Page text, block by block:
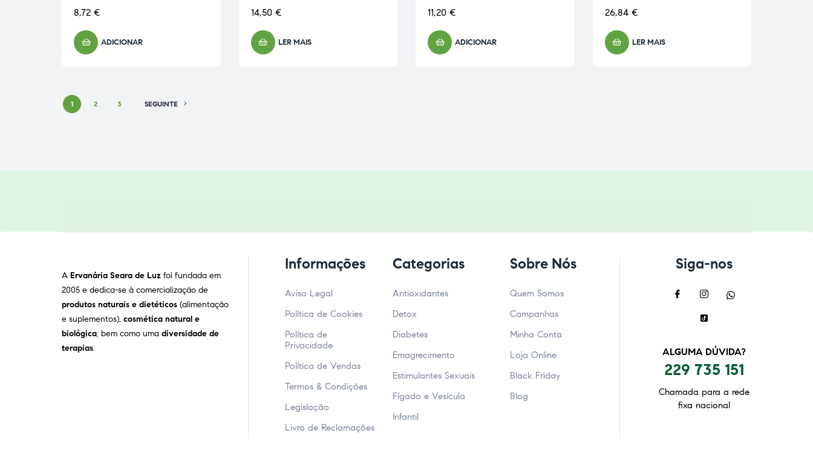
8,72 €
ADICIONAR
14,50 €
LER MAIS
11,20 €
ADICIONAR
26,84 €
LER MAIS
1 2 3 SEGUINTE
A Ervanária Seara de Luz foi fundada em
2005 e dedica-se à comercialização de
produtos naturais e dietéticos (alimentação
e suplementos), cosmética natural e
biológica, bem como uma diversidade de
terapias.
Informações
Aviso Legal
Política de Cookies
Política de
Privacidade
Política de Vendas
Termos & Condições
Legislação
Livro de Reclamações
Categorias
Antioxidantes
Detox
Diabetes
Emagrecimento
Estimulantes Sexuais
Fígado e Vesícula
Infantil
Sobre Nós
Quem Somos
Campanhas
Minha Conta
Loja Online
Black Friday
Blog
Siga-nos
ALGUMA DÚVIDA?
229 735 151
Chamada para a rede
fixa nacional